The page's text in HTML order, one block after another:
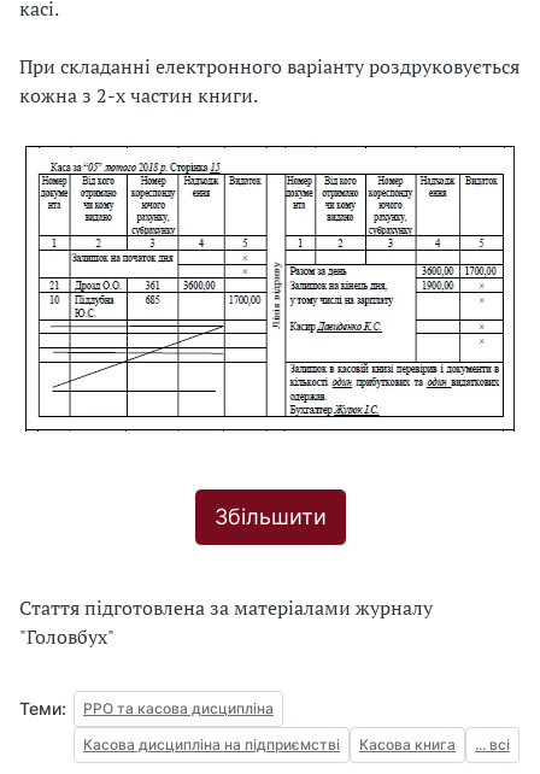
касі.
При складанні електронного варіанту роздруковується
кожна з 2-х частин книги.
Збільшити
Стаття підготовлена за матеріалами журналу
"Головбух"
Теми:
РРО та касова дисципліна
Касова дисципліна на підприємстві
Касова книга ... всі